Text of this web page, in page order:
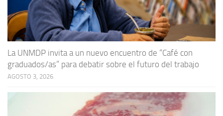
La UNMDP invita a un nuevo encuentro de “Café con
graduados/as” para debatir sobre el futuro del trabajo
AGOSTO 3, 2026